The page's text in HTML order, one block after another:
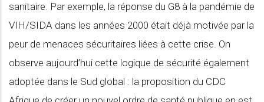
sanitaire. Par exemple, la réponse du G8 à la pandémie de
VIH/SIDA dans les années 2000 était déjà motivée par la
peur de menaces sécuritaires liées à cette crise. On
observe aujourd’hui cette logique de sécurité également
adoptée dans le Sud global : la proposition du CDC